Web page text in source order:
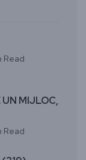
Read
MIJLOC,
Read